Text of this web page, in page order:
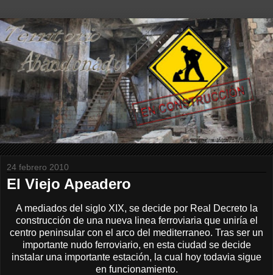
24 febrero 2010
El Viejo Apeadero
A mediados del siglo XIX, se decide por Real Decreto la
construcción de una nueva linea ferroviaria que uniría el
centro peninsular con el arco del mediterraneo. Tras ser un
importante nudo ferroviario, en esta ciudad se decide
instalar una importante estación, la cual hoy todavia sigue
en funcionamiento.